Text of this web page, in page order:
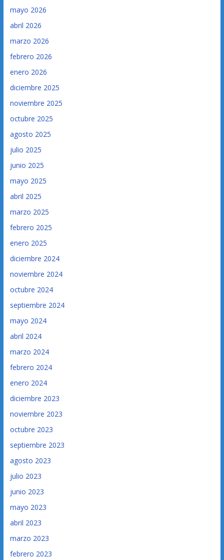
mayo 2026
abril 2026
marzo 2026
febrero 2026
enero 2026
diciembre 2025
noviembre 2025
octubre 2025
agosto 2025
julio 2025
junio 2025
mayo 2025
abril 2025
marzo 2025
febrero 2025
enero 2025
diciembre 2024
noviembre 2024
octubre 2024
septiembre 2024
mayo 2024
abril 2024
marzo 2024
febrero 2024
enero 2024
diciembre 2023
noviembre 2023
octubre 2023
septiembre 2023
agosto 2023
julio 2023
junio 2023
mayo 2023
abril 2023
marzo 2023
febrero 2023